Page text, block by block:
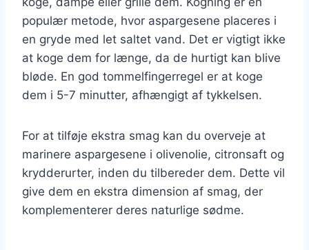
populær metode, hvor aspargesene placeres i
en gryde med let saltet vand. Det er vigtigt ikke
at koge dem for længe, da de hurtigt kan blive
bløde. En god tommelfingerregel er at koge
dem i 5-7 minutter, afhængigt af tykkelsen.
For at tilføje ekstra smag kan du overveje at
marinere aspargesene i olivenolie, citronsaft og
krydderurter, inden du tilbereder dem. Dette vil
give dem en ekstra dimension af smag, der
komplementerer deres naturlige sødme.